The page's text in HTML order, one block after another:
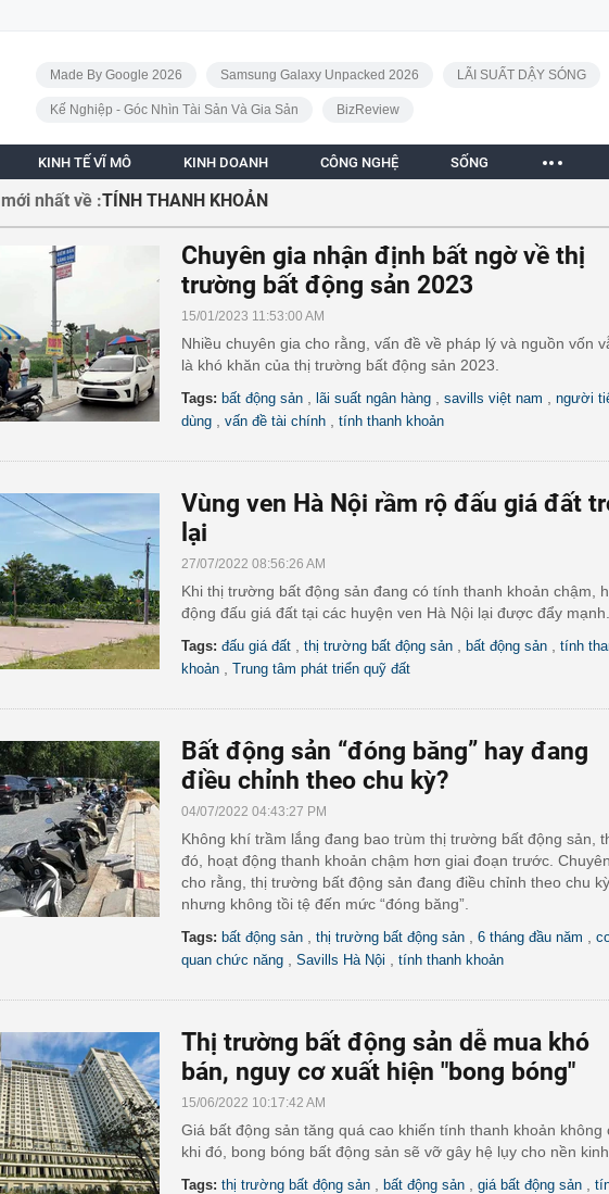
Made By Google 2026
Samsung Galaxy Unpacked 2026 LÃI SUẤT DẬY SÓNG
Kế Nghiệp - Góc Nhìn Tài Sản Và Gia Sản BizReview
KINH TẾ VĨ MÔ KINH DOANH CÔNG NGHỆ SỐNG
nhất về :TÍNH THANH KHOẢN
Chuyên gia nhận định bất ngờ về thị
trường bất động sản 2023
15/01/2023 11:53:00 AM
Nhiều chuyên gia cho rằng, vấn đề về pháp lý và nguồn vốn
là khó khăn của thị trường bất động sản 2023.
Tags: bất động sản lãi suất ngân hàng savills việt nam
người
dùng
vấn đề tài chính tính thanh khoản
Vùng ven Hà Nội rầm rộ đấu giá đất
lại
27/07/2022 08:56:26 AM
Khi thị trường bất động sản đang có tính thanh khoản chậm,
động đấu giá đất tại các huyện ven Hà Nội lại được đẩy mạnh.
Tags: đấu giá đất thị trường bất động sản bất động sản
tính
khoản
Trung tâm phát triển quỹ đất
Bất động sản “đóng băng” hay đang
điều chỉnh theo chu kỳ?
04/07/2022 04:43:27 PM
Không khí trầm lắng đang bao trùm thị trường bất động sản,
đó, hoạt động thanh khoản chậm hơn giai đoạn trước.
cho rằng, thị trường bất động sản đang điều chỉnh theo chu kỳ
nhưng không tồi tệ đến mức “đóng băng”.
Tags: bất động sản thị trường bất động sản 6 tháng đầu năm
quan chức năng
Savills Hà Nội tính thanh khoản
Thị trường bất động sản dễ mua khó
bán, nguy cơ xuất hiện "bong bóng"
15/06/2022 10:17:42 AM
Giá bất động sản tăng quá cao khiến tính thanh khoản không
khi đó, bong bóng bất động sản sẽ vỡ gây hệ lụy cho nền kinh
Tags: thị trường bất động sản bất động sản giá bất động sản